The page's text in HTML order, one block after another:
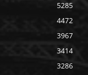
5285
4472
3967
3414
3286